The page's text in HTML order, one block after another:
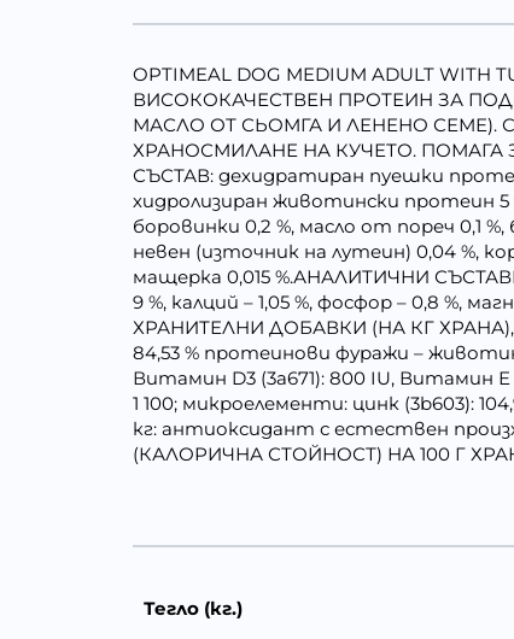
OPTIMEAL DOG MEDIUM ADULT
ВИСОКОКАЧЕСТВЕН ПРОТЕИН ЗА
МАСЛО ОТ СЬОМГА И ЛЕНЕНО
ХРАНОСМИЛАНЕ НА КУЧЕТО. ПОМАГА
СЪСТАВ: дехидратиран пуешки
хидролизиран животински протеин 5
боровинки 0,2 %, масло от пореч 0,1
невен (източник на лутеин) 0,04 %,
мащерка 0,015 %.АНАЛИТИЧНИ
9 %, калций – 1,05 %, фосфор – 0,8 %,
ХРАНИТЕЛНИ ДОБАВКИ (НА КГ ХРАНА),
84,53 % протеинови фуражи –
Витамин D3 (3a671): 800 IU, Витамин Е
1 100; микроелементи: цинк (3b603):
кг: антиоксидант с естествен
(КАЛОРИЧНА СТОЙНОСТ) НА 100 Г
Тегло (кг.)